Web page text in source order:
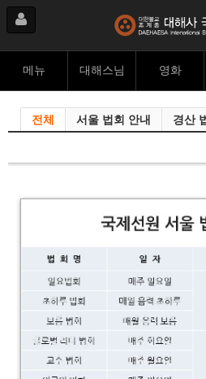
메뉴 대해스님 영화
전체 서울 법회 안내 경산